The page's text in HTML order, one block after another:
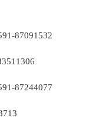
87091532
87244077